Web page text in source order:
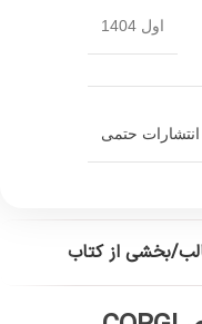
اول 1404
انتشارات حتمی
بخشی از کتاب